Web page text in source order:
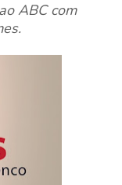
ABC com